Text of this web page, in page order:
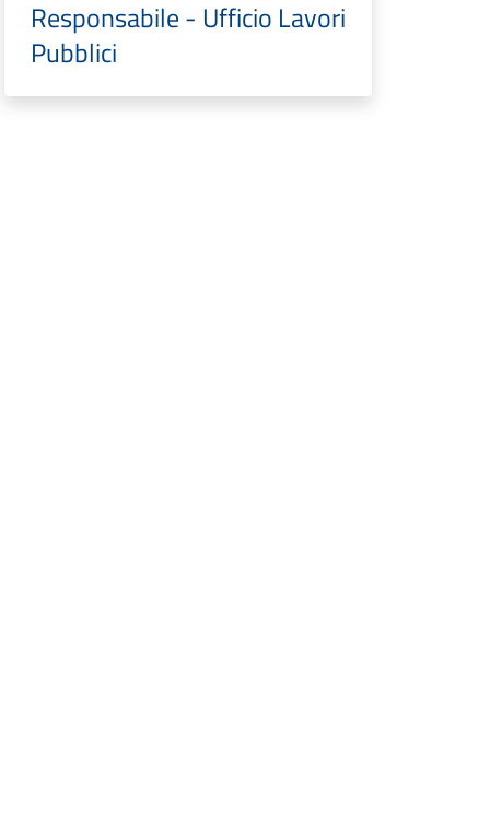
Responsabile - Ufficio Lavori
Pubblici